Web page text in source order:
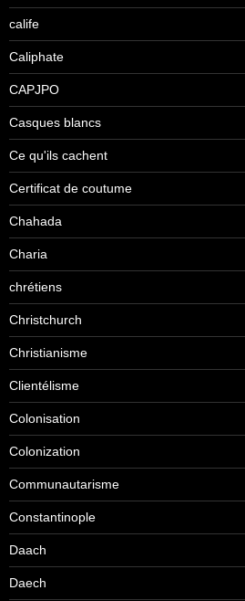
calife
Caliphate
CAPJPO
Casques blancs
Ce qu'ils cachent
Certificat de coutume
Chahada
Charia
chrétiens
Christchurch
Christianisme
Clientélisme
Colonisation
Colonization
Communautarisme
Constantinople
Daach
Daech